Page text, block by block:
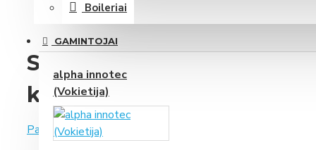
Boileriai
GAMINTOJAI
alpha innotec
(Vokietija)
Samsung konsolinis oro
kW
Paremta 0 įvertinimais.